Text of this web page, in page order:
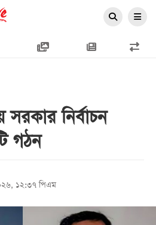
সরকার নির্বাচন
গঠন
১২:৩৭ পিএম